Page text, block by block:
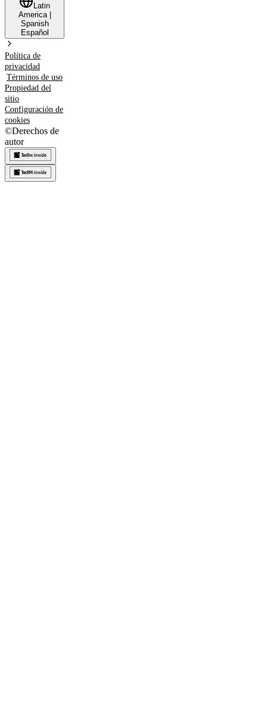
Latin
America|
Spanish
Español
Política de
privacidad
Términos de uso
Propiedad del
sitio
Configuración de
cookies
©Derechos de
autor